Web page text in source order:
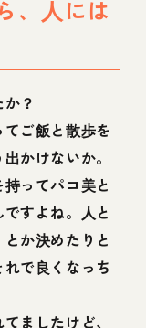
、人には
？
ご飯と散歩を
かけないか。
ってパコ美と
すよね。人と
か決めたりと
で良くなっち
ましたけど、